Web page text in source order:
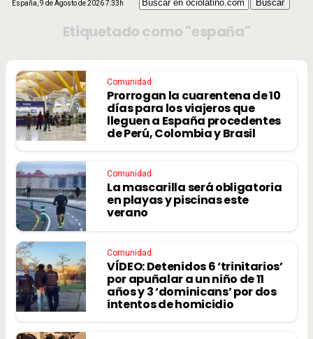
España, 9 de Agosto de 2026 7:33h
Etiquetado como "españa"
Comunidad
Prorrogan la cuarentena de 10
días para los viajeros que
lleguen a España procedentes
de Perú, Colombia y Brasil
Comunidad
La mascarilla será obligatoria
en playas y piscinas este
verano
Comunidad
VÍDEO: Detenidos 6 ‘trinitarios’
por apuñalar a un niño de 11
años y 3 ‘dominicans’ por dos
intentos de homicidio